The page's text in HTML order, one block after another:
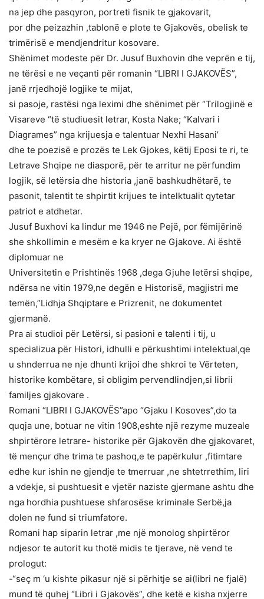
na jep dhe pasqyron, portreti fisnik te gjakovarit,
por dhe peizazhin ,tablonë e plote te Gjakovës, obelisk te
trimërisë e mendjendritur kosovare.
Shënimet modeste për Dr. Jusuf Buxhovin dhe veprën e tij,
ne tërësi e ne veçanti për romanin “LIBRI I GJAKOVËS”,
janë rrjedhojë logjike te mijat,
si pasoje, rastësi nga leximi dhe shënimet për “Trilogjinë e
Visareve “të studiuesit letrar, Kosta Nake; “Kalvari i
Diagrames” nga krijuesja e talentuar Nexhi Hasani’
dhe te poezisë e prozës te Lek Gjokes, këtij Eposi te ri, te
Letrave Shqipe ne diasporë, për te arritur ne përfundim
logjik, së letërsia dhe historia ,janë bashkudhëtarë, te
pasonit, talentit te shpirtit krijues te intelktualit qytetar
patriot e atdhetar.
Jusuf Buxhovi ka lindur me 1946 ne Pejë, por fëmijërinë
she shkollimin e mesëm e ka kryer ne Gjakove. Ai është
diplomuar ne
Universitetin e Prishtinës 1968 ,dega Gjuhe letërsi shqipe,
ndërsa ne vitin 1979,ne degën e Historisë, magjistri me
temën,”Lidhja Shqiptare e Prizrenit, ne dokumentet
gjermanë.
Pra ai studioi për Letërsi, si pasioni e talenti i tij, u
specializua për Histori, idhulli e përkushtimi intelektual,qe
u shnderrua ne nje dhunti krijoi dhe shkroi te Vërteten,
historike kombëtare, si obligim pervendlindjen,si librii
familjes gjakovare .
Romani “LIBRI I GJAKOVËS”apo “Gjaku I Kosoves”,do ta
quqja une, botuar ne vitin 1908,eshte një rezyme muzeale
shpirtërore letrare- historike për Gjakovën dhe gjakovaret,
të mençur dhe trima te pashoq,e te papërkulur ,fitimtare
edhe kur ishin ne gjendje te tmerruar ,ne shtetrrethim, liri
a vdekje, si pushtuesit e vjetër naziste gjermane ashtu dhe
nga hordhia pushtuese shfarosëse kriminale Serbë,ja
dolen ne fund si triumfatore.
Romani hap siparin letrar ,me një monolog shpirtëror
ndjesor te autorit ku thotë midis te tjerave, në vend te
prologut:
-“seç m ‘u kishte pikasur një si përhitje se ai(libri ne fjalë)
mund të quhej “Libri i Gjakovës”, dhe ketë e kisha nxjerre